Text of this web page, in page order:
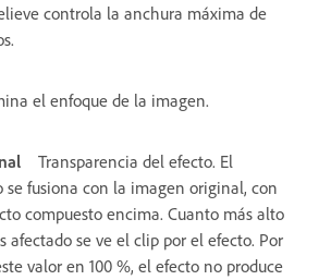
controla la anchura máxima de
el enfoque de la imagen.
Transparencia del efecto. El
se fusiona con la imagen original, con
compuesto encima. Cuanto más alto
afectado se ve el clip por el efecto. Por
valor en 100 %, el efecto no produce